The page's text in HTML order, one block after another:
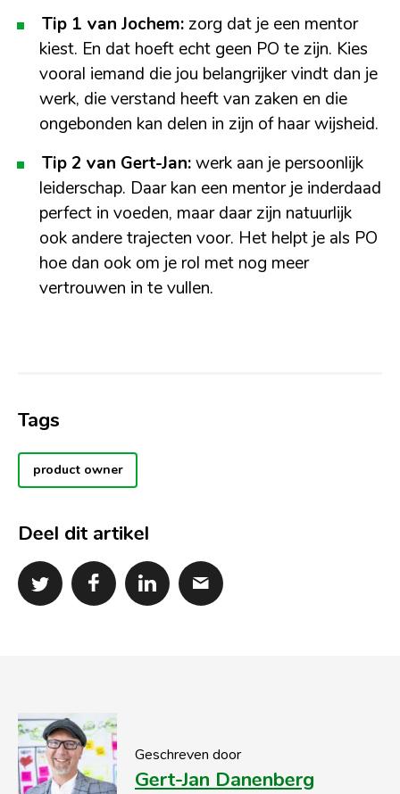
Tip 1 van Jochem:zorg dat je een mentor
kiest. En dat hoeft echt geen PO te zijn. Kies
vooral iemand die jou belangrijker vindt dan je
werk, die verstand heeft van zaken en die
ongebonden kan delen in zijn of haar wijsheid.
Tip 2 van Gert-Jan:werk aan je persoonlijk
leiderschap. Daar kan een mentor je inderdaad
perfect in voeden, maar daar zijn natuurlijk
ook andere trajecten voor. Het helpt je als PO
hoe dan ook om je rol met nog meer
vertrouwen in te vullen.
Tags
product owner
Deel dit artikel
Geschreven door
Gert-Jan Danenberg